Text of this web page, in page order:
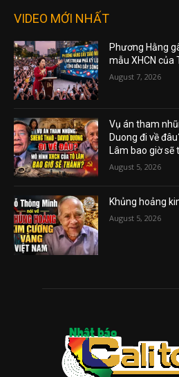
VIDEO MỚI NHẤT
Phương Hằng
mẫu XHCN của
August 7, 2026
Vụ án tham
Duong đi về
Lâm bao giờ sẽ
August 5, 2026
Khủng hoảng
August 5, 2026